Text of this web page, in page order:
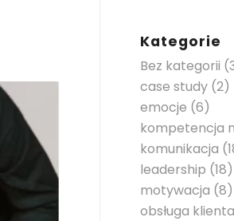
Kategorie
Bez kategorii
case study (2)
emocje (6)
kompetencja
komunikacja
leadership (18)
motywacja (8)
obsługa klienta